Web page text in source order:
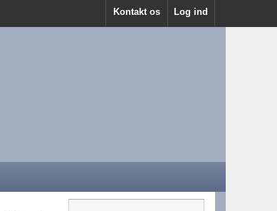
Log ind
Kontakt os